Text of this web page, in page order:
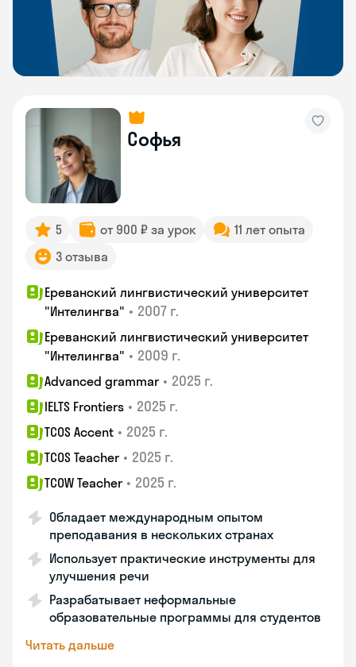
Софья
5 от 900 ₽ за урок
11 лет опыта
3 отзыва
Ереванский лингвистический университет
"Интелингва" • 2007 г.
Ереванский лингвистический университет
"Интелингва" • 2009 г.
Advanced grammar • 2025 г.
IELTS Frontiers • 2025 г.
TCOS Accent • 2025 г.
TCOS Teacher • 2025 г.
TCOW Teacher • 2025 г.
Обладает международным опытом
преподавания в нескольких странах
Использует практические инструменты для
улучшения речи
Разрабатывает неформальные
образовательные программы для студентов
Читать дальше